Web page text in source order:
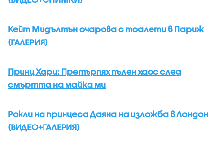
Кейт Мидълтън очарова с тоалети в Париж
(ГАЛЕРИЯ)
Принц Хари: Претърпях пълен хаос след
смъртта на майка ми
Рокли на принцеса Даяна на изложба в Лондон
(ВИДЕО+ГАЛЕРИЯ)